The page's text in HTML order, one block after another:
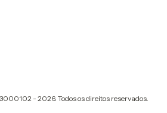
- 2026. Todos os direitos reservados.